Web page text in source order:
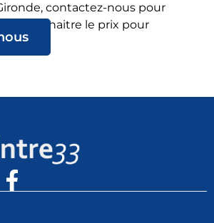
contactez-nous pour
et connaitre le prix pour
sol.